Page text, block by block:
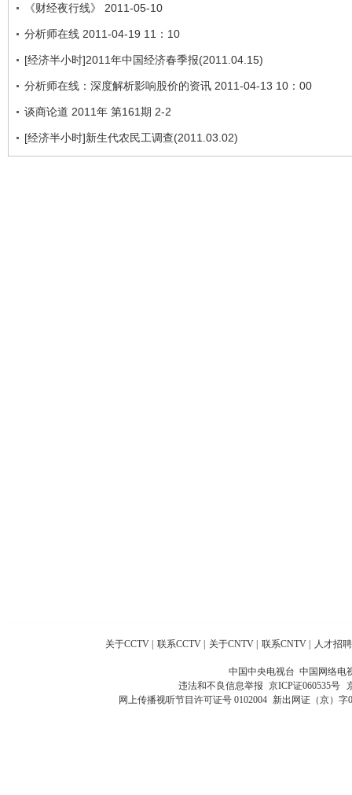
《财经夜行线》 2011-05-10
分析师在线 2011-04-19 11：10
[经济半小时]2011年中国经济春季报(2011.04.15)
分析师在线：深度解析影响股价的资讯 2011-04-13 10：00
谈商论道 2011年 第161期 2-2
[经济半小时]新生代农民工调查(2011.03.02)
关于CCTV 联系CCTV 关于CNTV 联系CNTV 人才招聘
中国中央电视台 中国网络电
违法和不良信息举报 京ICP证060535号
网上传播视听节目许可证号 0102004 新出网证（京）